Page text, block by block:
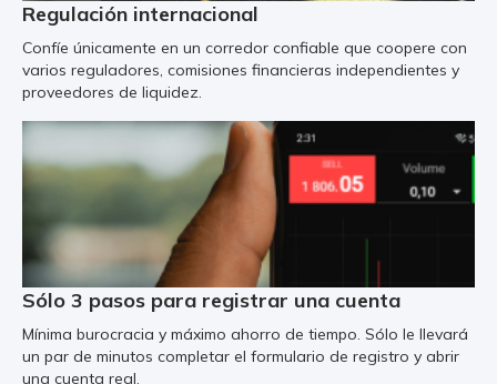
Regulación internacional
Confíe únicamente en un corredor confiable que coopere con
varios reguladores, comisiones financieras independientes y
proveedores de liquidez.
Sólo 3 pasos para registrar una cuenta
Mínima burocracia y máximo ahorro de tiempo. Sólo le llevará
un par de minutos completar el formulario de registro y abrir
una cuenta real.